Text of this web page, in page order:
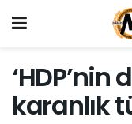
karanlık